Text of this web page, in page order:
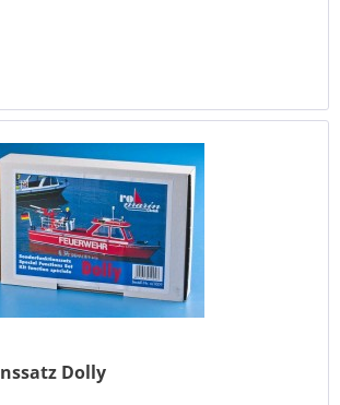
Dolly